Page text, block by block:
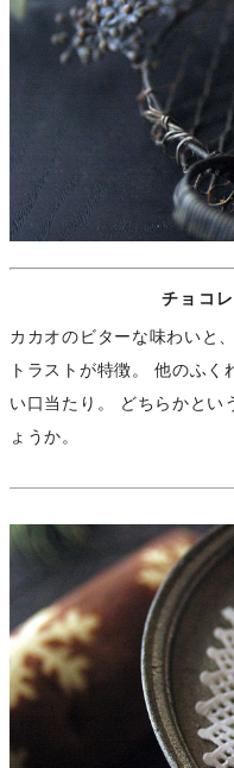
チョコ
カカオのビターな味わいと
トラストが特徴。 他のふ
い口当たり。 どちらかとい
ょうか。